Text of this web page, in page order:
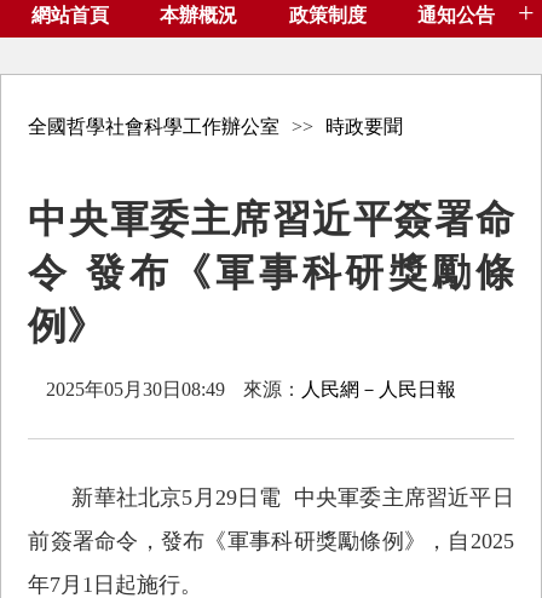
網站首頁 本辦概況 政策制度 通知公告 +
全國哲學社會科學工作辦公室 >> 時政要聞
中央軍委主席習近平簽署命
令 發布《軍事科研獎勵條
例》
2025年05月30日08:49 來源： 人民網－人民日報
新華社北京5月29日電 中央軍委主席習近平日
前簽署命令，發布《軍事科研獎勵條例》，自2025
年7月1日起施行。